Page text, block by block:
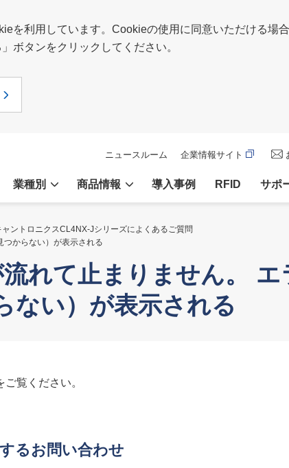
を利用しています。Cookieの使用に同意いただける場合
ボタンをクリックしてください。
業種別 商品情報 導入事例 RFID サポ
ニュースルーム 企業情報サイト
ャントロニクスCL4NX-Jシリーズによくあるご質問
からない）が表示される
れて止まりません。 エ
ない）が表示される
ご覧ください。
るお問い合わせ